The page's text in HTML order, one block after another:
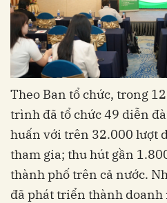
Theo Ban tổ chức, trong
trình đã tổ chức 49 diễn
huấn với trên 32.000 lượt
tham gia; thu hút gần
thành phố trên cả nước.
đã phát triển thành doanh